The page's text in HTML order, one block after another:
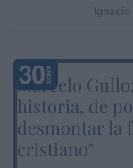
Marcelo
historia, de
desmontar la
cristiano"